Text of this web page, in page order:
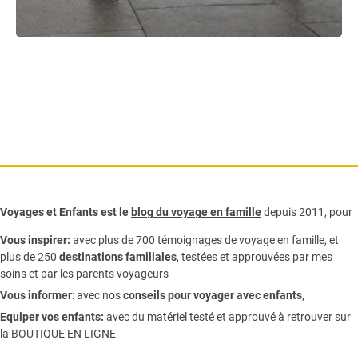
Voyages et Enfants est le blog du voyage en familledepuis 2011, pour
Vous inspirer: avec plus de 700 témoignages devoyage en famille, et
plus de 250 destinations familiales, testées et approuvées par mes
soins et par les parents voyageurs
Vous informer:avec nosconseils pour voyager avec enfants,
Equiper vos enfants: avec du matériel testé et approuvé à retrouver sur
la BOUTIQUE EN LIGNE